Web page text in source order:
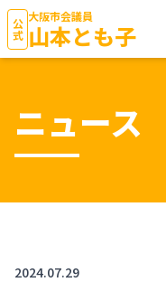
公式
大阪市会議員
山本とも子
ニュース
2024.07.29